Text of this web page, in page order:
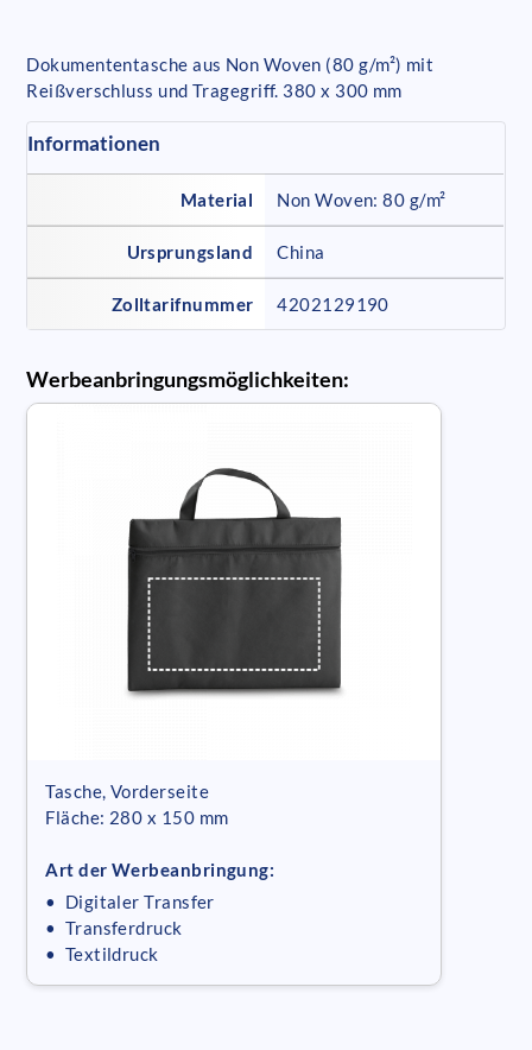
Dokumententasche aus Non Woven (80 g/m²) mit
Reißverschluss und Tragegriff. 380 x 300 mm
Informationen
Material Non Woven: 80 g/m²
Ursprungsland China
Zolltarifnummer 4202129190
Werbeanbringungsmöglichkeiten:
Tasche, Vorderseite
Fläche: 280 x 150 mm
Art der Werbeanbringung:
• Digitaler Transfer
• Transferdruck
• Textildruck